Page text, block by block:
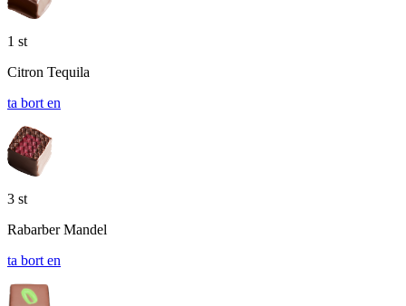
1 st
Citron Tequila
ta bort en
3 st
Rabarber Mandel
ta bort en